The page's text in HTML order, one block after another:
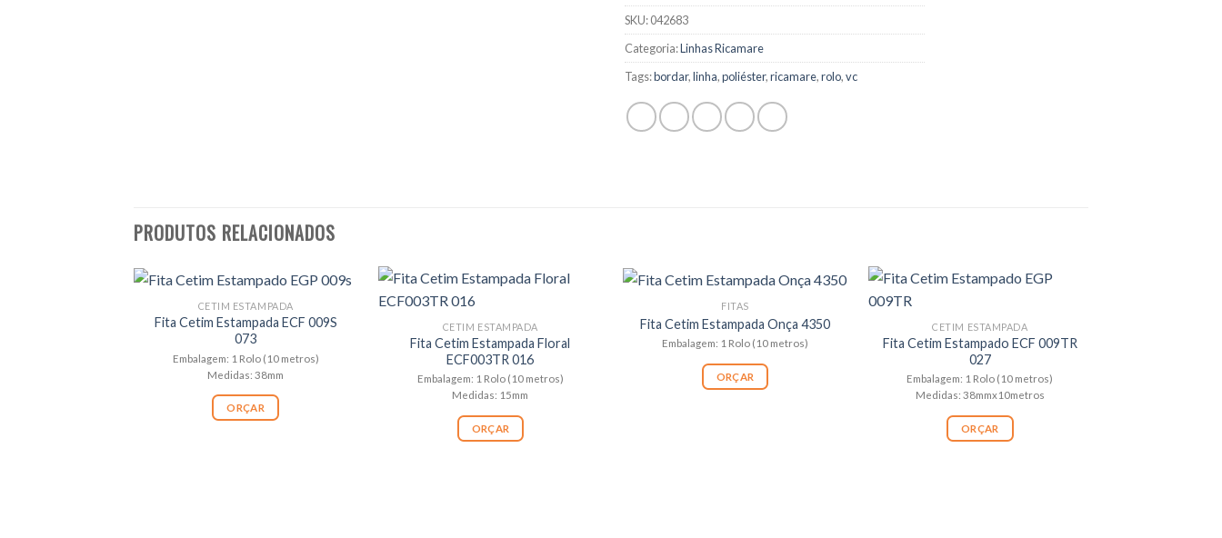
SKU:042683
Categoria:Linhas Ricamare
Tags:bordar,linha,poliéster,ricamare,rolo,vc
PRODUTOS RELACIONADOS
CETIM ESTAMPADA
Fita Cetim Estampada ECF 009S
073
Embalagem: 1 Rolo (10 metros)
Medidas: 38mm
ORÇAR
CETIM ESTAMPADA
Fita Cetim Estampada Floral
ECF003TR 016
Embalagem: 1 Rolo (10 metros)
Medidas: 15mm
ORÇAR
FITAS
Fita Cetim Estampada Onça 4350
Embalagem: 1 Rolo (10 metros)
ORÇAR
CETIM ESTAMPADA
Fita Cetim Estampado ECF 009TR
027
Embalagem: 1 Rolo (10 metros)
Medidas: 38mmx10metros
ORÇAR